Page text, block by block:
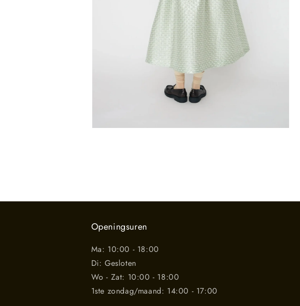
Openingsuren
Ma: 10:00 - 18:00
Di: Gesloten
Wo - Zat: 10:00 - 18:00
1ste zondag/maand: 14:00 - 17:00